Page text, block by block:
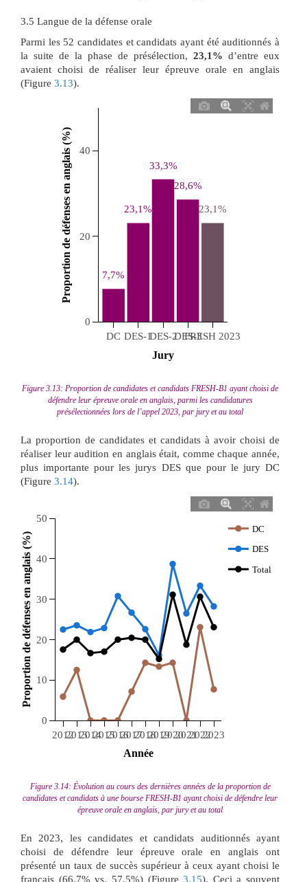
3.5 Langue de la défense orale
Parmi les 52 candidates et candidats ayant été auditionnés à
la suite de la phase de présélection, 23,1% d’entre eux
avaient choisi de réaliser leur épreuve orale en anglais
(Figure 3.13).
23,1%
7,7%
23,1%
33,3%
28,6%
DC DES-1DES-2DES-3
FRESH 2023
0
20
40
Jury
Proportion de défenses en anglais (%)
Figure 3.13: Proportion de candidates et candidats FRESH-B1 ayant choisi de
défendre leur épreuve orale en anglais, parmi les candidatures
présélectionnées lors de l’appel 2023, par jury et au total
La proportion de candidates et candidats à avoir choisi de
réaliser leur audition en anglais était, comme chaque année,
plus importante pour les jurys DES que pour le jury DC
(Figure 3.14).
201220132014201520162017201820192020202120222023
0
10
20
30
40
50
DC
DES
Total
Année
Proportion de défenses en anglais (%)
Figure 3.14: Évolution au cours des dernières années de la proportion de
candidates et candidats à une bourse FRESH-B1 ayant choisi de défendre leur
épreuve orale en anglais, par jury et au total
En 2023, les candidates et candidats auditionnés ayant
choisi de défendre leur épreuve orale en anglais ont
présenté un taux de succès supérieur à ceux ayant choisi le
français (66,7% vs. 57,5%) (Figure3.15). Ceci a souvent